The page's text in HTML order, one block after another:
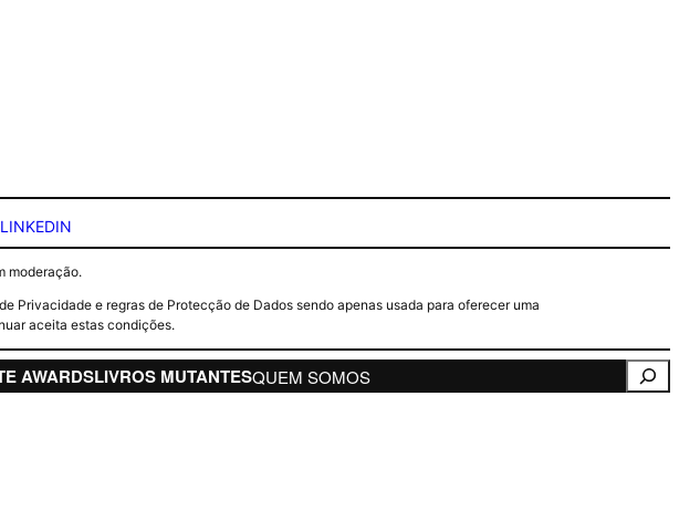
LINKEDIN
moderação.
Privacidade e regras de Protecção de Dados sendo apenas usada para oferecer uma
aceita estas condições.
AWARDSLIVROS MUTANTESQUEM SOMOS